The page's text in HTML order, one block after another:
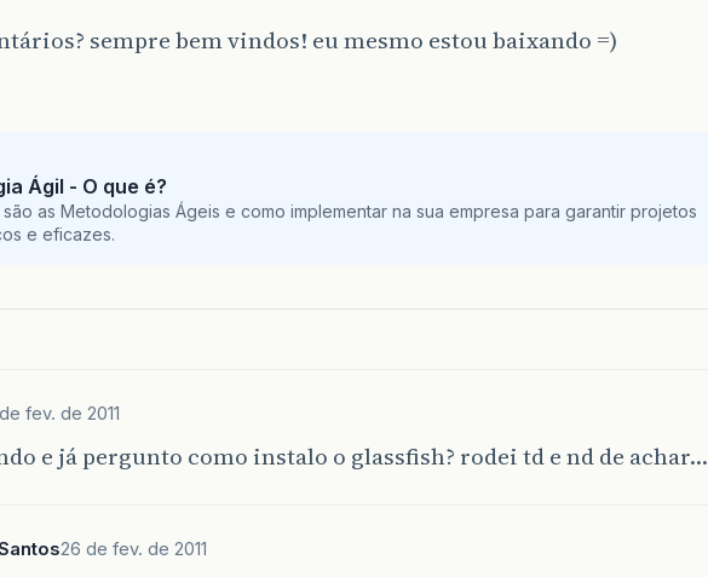
sempre bem vindos! eu mesmo estou baixando =)
Ágil - O que é?
as Metodologias Ágeis e como implementar na sua empresa para garantir projetos
e eficazes.
fev. de 2011
e já pergunto como instalo o glassfish? rodei td e nd de achar…
26 de fev. de 2011